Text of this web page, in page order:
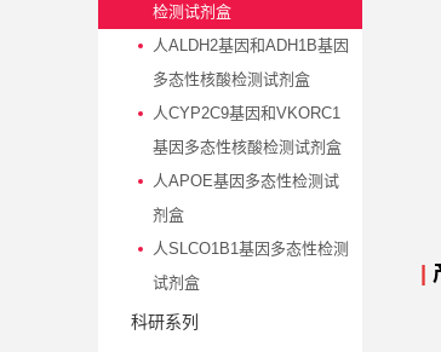
检测试剂盒
人ALDH2基因和ADH1B基因
多态性核酸检测试剂盒
人CYP2C9基因和VKORC1
基因多态性核酸检测试剂盒
人APOE基因多态性检测试
剂盒
人SLCO1B1基因多态性检测
试剂盒
科研系列
|